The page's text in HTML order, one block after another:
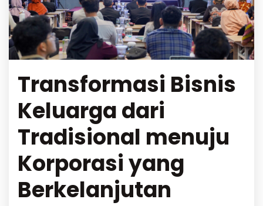
Transformasi Bisnis
Keluarga dari
Tradisional menuju
Korporasi yang
Berkelanjutan